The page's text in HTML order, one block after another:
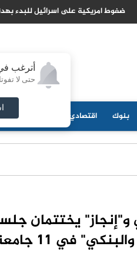
أترغب
حتى لا
ضغوط امريكية على اسرائيل للبدء
بنوك اقتصادي
و"إنجاز" يختتمان
في 11 جامعة أردنية